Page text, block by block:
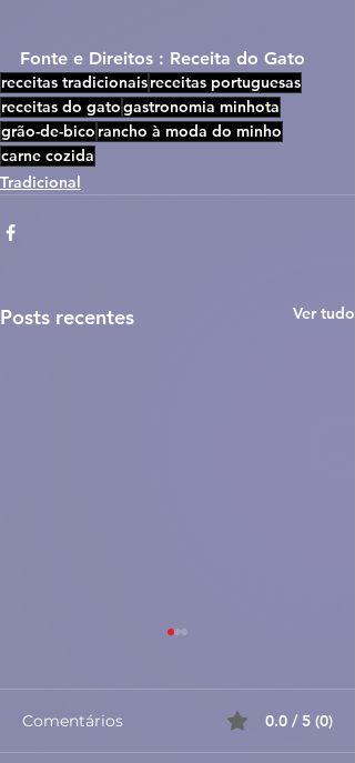
Fonte e Direitos : Receita do Gato
receitas tradicionaisreceitas portuguesas
receitas do gatogastronomia minhota
grão-de-bico rancho à moda do minho
carne cozida
Tradicional
Posts recentes Ver tudo
Comentários 0.0 / 5 (0)